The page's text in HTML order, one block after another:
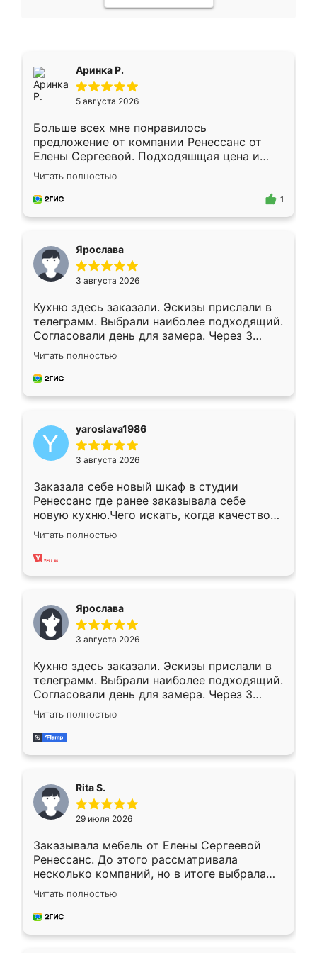
Аринка Р.
5 августа 2026
Больше всех мне понравилось
предложение от компании Ренессанс от
Елены Сергеевой. Подходяшщая цена и
короткие сроки изготовления. Приехавший
для замера сотрудник Владислав
предложил по моему эскизу самый
Читать полностью
1
Ярослава
3 августа 2026
Кухню здесь заказали. Эскизы прислали в
телеграмм. Выбрали наиболее подходящий.
Согласовали день для замера. Через 3
недели кухня была уже готова. Остались
довольны работой. Спасибо Ренессанс
мебель за качественную работу!
Читать полностью
yaroslava1986
3 августа 2026
Заказала себе новый шкаф в студии
Ренессанс где ранее заказывала себе
новую кухню.Чего искать, когда качеством
вполне довольна. Служит кухня уже почти
два года, нареканий нет.
Читать полностью
Ярослава
3 августа 2026
Кухню здесь заказали. Эскизы прислали в
телеграмм. Выбрали наиболее подходящий.
Согласовали день для замера. Через 3
недели кухня была уже готова. Остались
довольны работой. Спасибо Ренессанс
мебель за качественную работу!
Читать полностью
Rita S.
29 июля 2026
Заказывала мебель от Елены Сергеевой
Ренессанс. До этого рассматривала
несколько компаний, но в итоге выбрала
эту. Сначала обговорили условия, потом
приехал замерщик, всё спокойно объяснил
и снял размеры. Изготовили в срок, с
Читать полностью